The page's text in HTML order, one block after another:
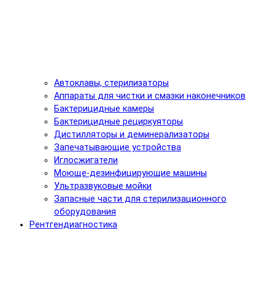
Автоклавы, стерилизаторы
Аппараты для чистки и смазки наконечников
Бактерицидные камеры
Бактерицидные рециркуяторы
Дистилляторы и деминерализаторы
Запечатывающие устройства
Иглосжигатели
Моюще-дезинфицирующие машины
Ультразвуковые мойки
Запасные части для стерилизационного
оборудования
Рентгендиагностика